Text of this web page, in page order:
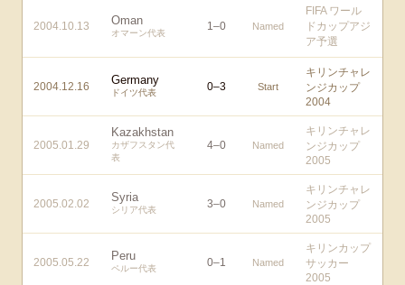
2004.10.13 Oman
オマーン代表
1–0 Named
FIFA ワール
ドカップアジ
ア予選
2004.12.16 Germany
ドイツ代表 0–3 Start
キリンチャレ
ンジカップ
2004
2005.01.29
Kazakhstan
カザフスタン代
表
4–0 Named
キリンチャレ
ンジカップ
2005
2005.02.02 Syria
シリア代表 3–0 Named
キリンチャレ
ンジカップ
2005
2005.05.22 Peru
ペルー代表 0–1 Named
キリンカップ
サッカー
2005